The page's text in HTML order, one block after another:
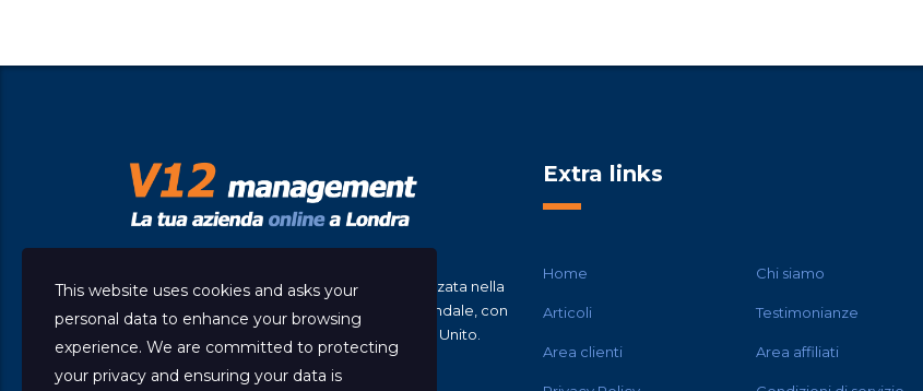
V12 Management è una società UK specializzata nella
costituzione di società e di consulenza aziendale, con
servizio di clienti di lingua italiana nel Regno Unito.
Extra links
Home Chi siamo
Articoli Testimonianze
Area clienti Area affiliati
This website uses cookies and asks your
personal data to enhance your browsing
experience. We are committed to protecting
your privacy and ensuring your data is